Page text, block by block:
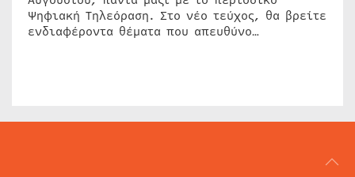
Ψηφιακή Τηλεόραση. Στο νέο τεύχος, θα βρείτε
ενδιαφέροντα θέματα που απευθύνο…